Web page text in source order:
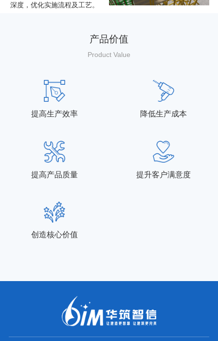
深度，优化实施流程及工艺。
产品价值
Product Value
提高生产效率 降低生产成本
提高产品质量 提升客户满意度
创造核心价值